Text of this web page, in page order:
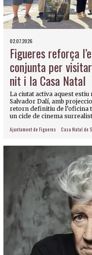
02.07.2026
Figueres reforça
conjunta per
nit i la Casa Natal
La ciutat activa aquest
Salvador Dalí, amb
retorn definitiu de l’oficina
un cicle de cinema
Ajuntament de Figueres Casa Natal de